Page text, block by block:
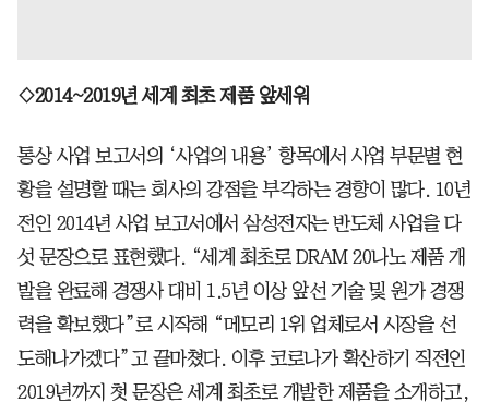
◇2014~2019년 세계 최초 제품 앞세워
통상 사업 보고서의 ‘사업의 내용’ 항목에서 사업 부문별 현
황을 설명할 때는 회사의 강점을 부각하는 경향이 많다. 10년
전인 2014년 사업 보고서에서 삼성전자는 반도체 사업을 다
섯 문장으로 표현했다. “세계 최초로 DRAM 20나노 제품 개
발을 완료해 경쟁사 대비 1.5년 이상 앞선 기술 및 원가 경쟁
력을 확보했다”로 시작해 “메모리 1위 업체로서 시장을 선
도해나가겠다”고 끝마쳤다. 이후 코로나가 확산하기 직전인
2019년까지 첫 문장은 세계 최초로 개발한 제품을 소개하고,